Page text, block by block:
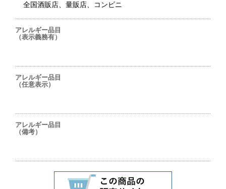
全国酒販店、量販店、コンビニ
アレルギー品目
（表示義務有）
アレルギー品目
（任意表示）
アレルギー品目
（備考）